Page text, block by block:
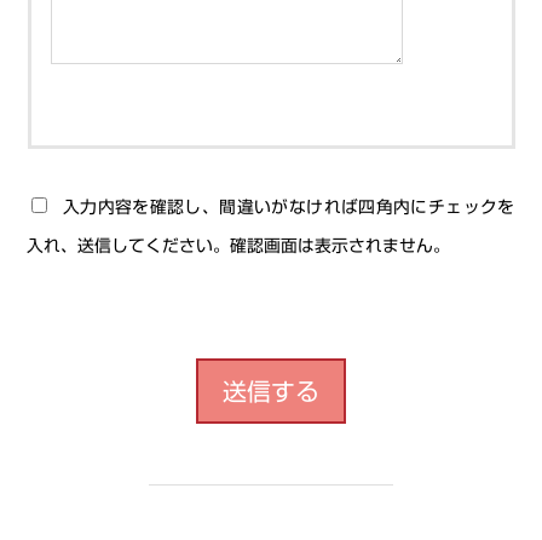
入力内容を確認し、間違いがなければ四角内にチェックを
入れ、送信してください。確認画面は表示されません。